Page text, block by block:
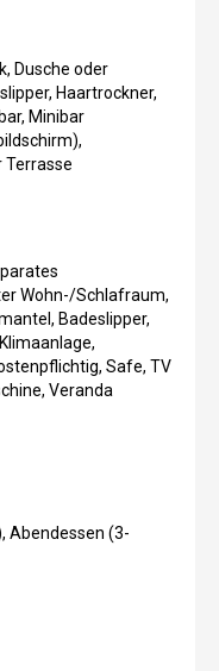
Dusche oder
Haartrockner,
Minibar
Terrasse
Wohn-/Schlafraum,
Badeslipper,
Safe, TV
Veranda
Abendessen (3-